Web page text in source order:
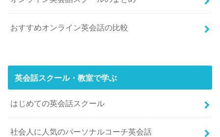
おすすめオンライン英会話の比較
英会話スクール・教室で学ぶ
はじめての英会話スクール
社会人に人気のパーソナルコーチ英会話